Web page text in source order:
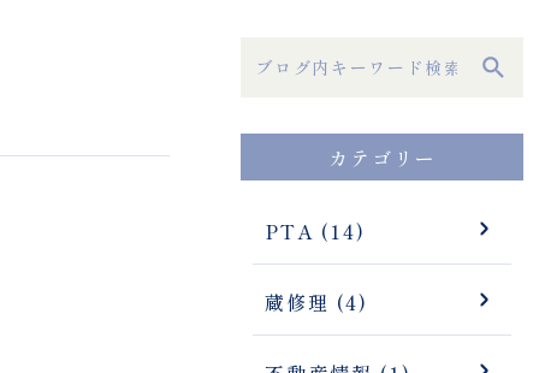
カテゴリー
PTA (14)
蔵修理 (4)